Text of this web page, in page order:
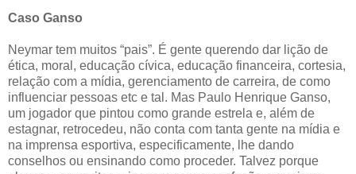
Caso Ganso
Neymar tem muitos “pais”. É gente querendo dar lição de
ética, moral, educação cívica, educação financeira, cortesia,
relação com a mídia, gerenciamento de carreira, de como
influenciar pessoas etc e tal. Mas Paulo Henrique Ganso,
um jogador que pintou como grande estrela e, além de
estagnar, retrocedeu, não conta com tanta gente na mídia e
na imprensa esportiva, especificamente, lhe dando
conselhos ou ensinando como proceder. Talvez porque